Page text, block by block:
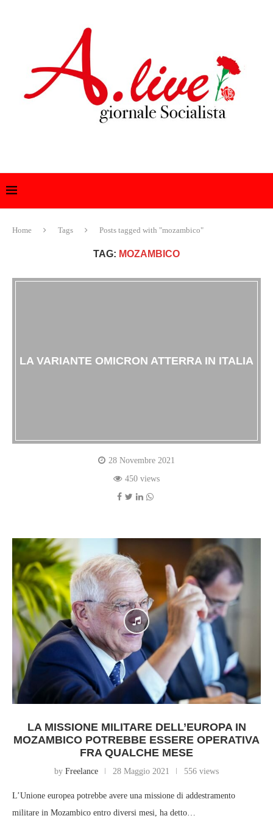
Home Tags Posts tagged with "mozambico"
TAG: MOZAMBICO
LA VARIANTE OMICRON ATTERRA IN ITALIA
28 Novembre 2021
450 views
LA MISSIONE MILITARE DELL’EUROPA IN
MOZAMBICO POTREBBE ESSERE OPERATIVA
FRA QUALCHE MESE
by Freelance 28 Maggio 2021 556 views
L’Unione europea potrebbe avere una missione di addestramento
militare in Mozambico entro diversi mesi, ha detto…